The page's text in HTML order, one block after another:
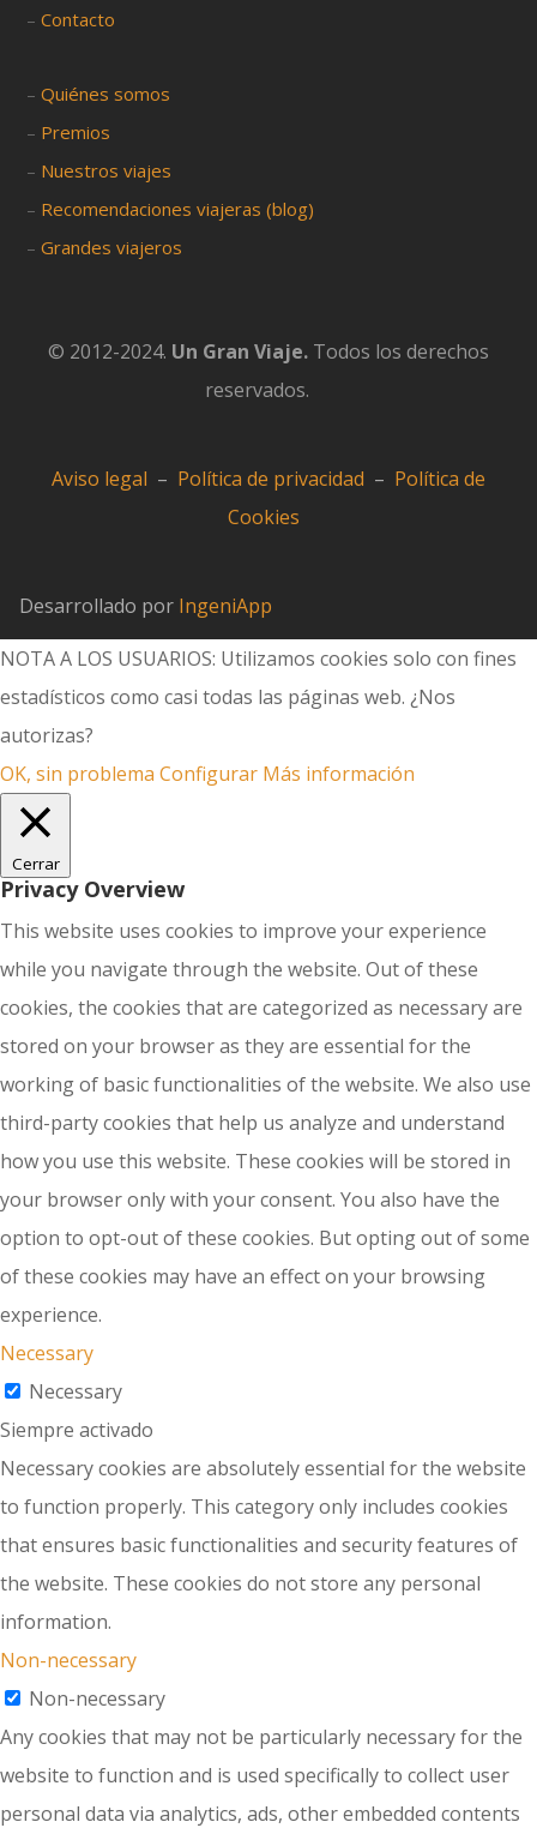
–Contacto
–Quiénes somos
– Premios
– Nuestros viajes
– Recomendaciones viajeras (blog)
–Grandes viajeros
© 2012-2024. Un Gran Viaje. Todos los derechos
reservados.
Aviso legal – Política de privacidad – Política de
Cookies
Desarrollado por IngeniApp
NOTA A LOS USUARIOS: Utilizamos cookies solo con fines
estadísticos como casi todas las páginas web. ¿Nos
autorizas?
OK, sin problema Configurar Más información
Cerrar
Privacy Overview
This website uses cookies to improve your experience
while you navigate through the website. Out of these
cookies, the cookies that are categorized as necessary are
stored on your browser as they are essential for the
working of basic functionalities of the website. We also use
third-party cookies that help us analyze and understand
how you use this website. These cookies will be stored in
your browser only with your consent. You also have the
option to opt-out of these cookies. But opting out of some
of these cookies may have an effect on your browsing
experience.
Necessary
Necessary
Siempre activado
Necessary cookies are absolutely essential for the website
to function properly. This category only includes cookies
that ensures basic functionalities and security features of
the website. These cookies do not store any personal
information.
Non-necessary
Non-necessary
Any cookies that may not be particularly necessary for the
website to function and is used specifically to collect user
personal data via analytics, ads, other embedded contents